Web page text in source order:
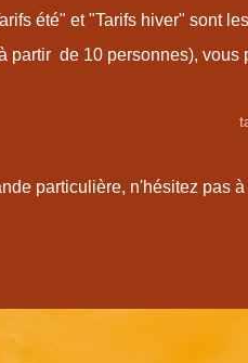
été" et "Tarifs hiver" sont
partir de 10 personnes),
particulière, n'hésitez pas